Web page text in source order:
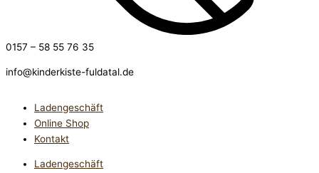
0157 – 58 55 76 35
info@kinderkiste-fuldatal.de
Ladengeschäft
Online Shop
Kontakt
Ladengeschäft